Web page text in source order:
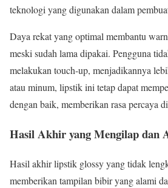
teknologi yang digunakan dalam
Daya rekat yang optimal membantu
meski sudah lama dipakai. Pengguna
melakukan touch-up, menjadikannya
atau minum, lipstik ini tetap dapat
dengan baik, memberikan rasa percaya
Hasil Akhir yang Mengilap dan
Hasil akhir lipstik glossy yang tidak
memberikan tampilan bibir yang alami